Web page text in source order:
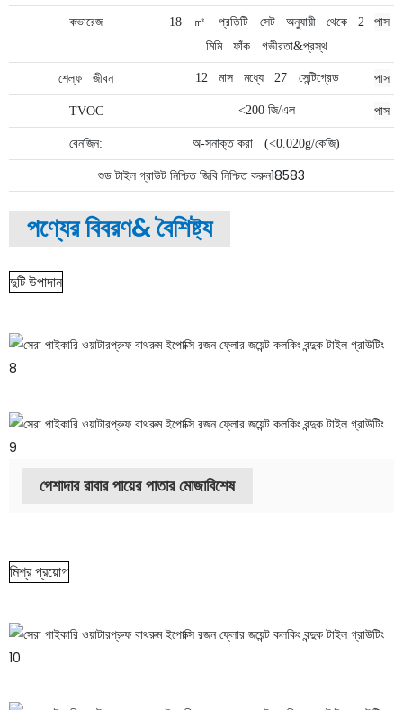
কভারেজ 18 ㎡ প্রতিটি সেট অনুযায়ী থেকে
2
মিমি
ফাঁক গভীরতা&প্রস্থ
পাস
শেল্ফ জীবন 12 মাস মধ্যে 27 সেন্টিগ্রেড পাস
TVOC <200 জি/এল পাস
বেনজিন: অ-সনাক্ত করা (<0.020g/কেজি)
শুড টাইল গ্রাউট নিশ্চিত জিবি নিশ্চিত করুন18583
পণ্যের বিবরণ&বৈশিষ্ট্য
দুটি উপাদান
পেশাদার রাবার পায়ের পাতার মোজাবিশেষ
মিশ্র প্রয়োগ